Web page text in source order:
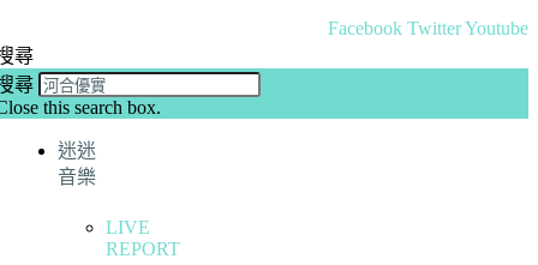
Facebook TwitterYoutube
尋
尋
this search box.
迷迷
音樂
LIVE
REPORT